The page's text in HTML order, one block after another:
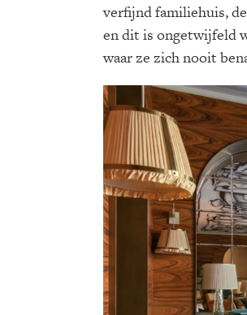
verfijnd familiehuis,
en dit is ongetwijfeld
waar ze zich nooit